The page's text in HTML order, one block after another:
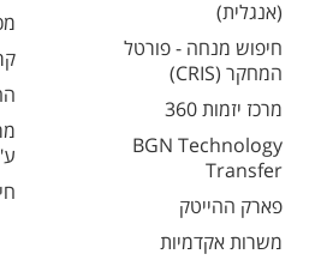
(אנגלית)
חיפוש מנחה - פורטל
המחקר (CRIS)
מרכז יזמות 360
BGN Technology
Transfer
פארק ההייטק
משרות אקדמיות